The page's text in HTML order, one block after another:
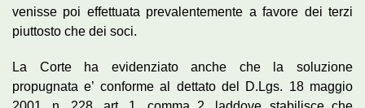
venisse poi effettuata prevalentemente a favore dei terzi
piuttosto che dei soci.
La Corte ha evidenziato anche che la soluzione
propugnata e’ conforme al dettato del D.Lgs. 18 maggio